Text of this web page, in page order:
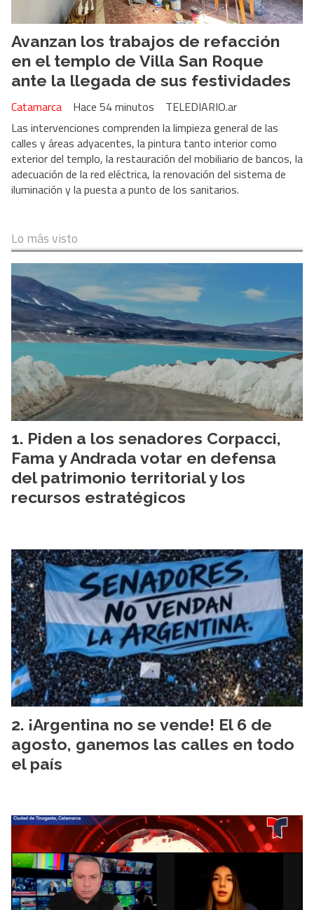
Avanzan los trabajos de refacción
en el templo de Villa San Roque
ante la llegada de sus festividades
TELEDIARIO.ar
Catamarca
Hace 54 minutos
Las intervenciones comprenden la limpieza general de las
calles y áreas adyacentes, la pintura tanto interior como
exterior del templo, la restauración del mobiliario de bancos, la
adecuación de la red eléctrica, la renovación del sistema de
iluminación y la puesta a punto de los sanitarios.
Lo más visto
Piden a los senadores Corpacci,
Fama y Andrada votar en defensa
del patrimonio territorial y los
recursos estratégicos
¡Argentina no se vende! El 6 de
agosto, ganemos las calles en todo
el país